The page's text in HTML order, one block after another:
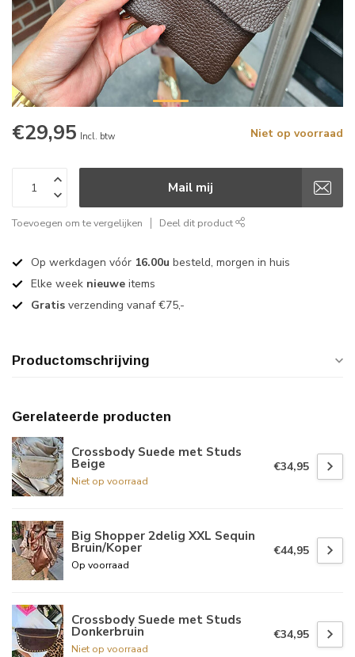
€29,95 Incl. btw Niet op voorraad
Mail mij
Toevoegen om te vergelijken Deel dit product
Op werkdagen vóór 16.00u besteld, morgen in huis
Elke week nieuwe items
Gratis verzending vanaf €75,-
Productomschrijving
Gerelateerde producten
Crossbody Suede met Studs
Beige
Niet op voorraad
€34,95
Big Shopper 2delig XXL Sequin
Bruin/Koper
Op voorraad
€44,95
Crossbody Suede met Studs
Donkerbruin
Niet op voorraad
€34,95